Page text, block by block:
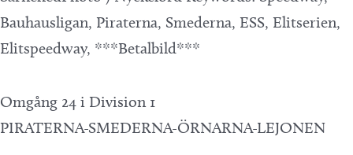
Omgång 24 i Division 1
PIRATERNA-SMEDERNA-ÖRNARNA-LEJONEN